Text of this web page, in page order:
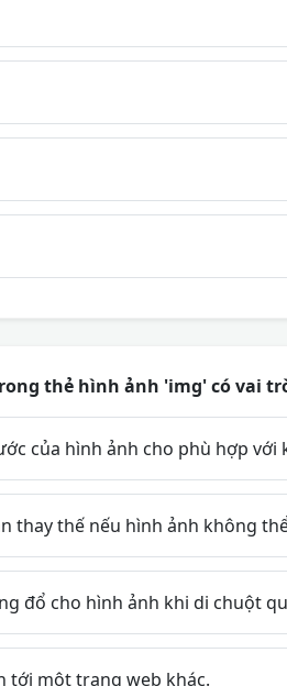
thẻ hình ảnh 'img' có vai
của hình ảnh cho phù hợp với
thay thế nếu hình ảnh không
đổ cho hình ảnh khi di chuột
tới một trang web khác.